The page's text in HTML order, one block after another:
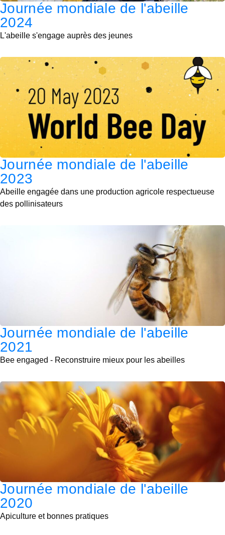
Journée mondiale de l'abeille
2024
L'abeille s'engage auprès des jeunes
Journée mondiale de l'abeille
2023
Abeille engagée dans une production agricole respectueuse
des pollinisateurs
Journée mondiale de l'abeille
2021
Bee engaged - Reconstruire mieux pour les abeilles
Journée mondiale de l'abeille
2020
Apiculture et bonnes pratiques